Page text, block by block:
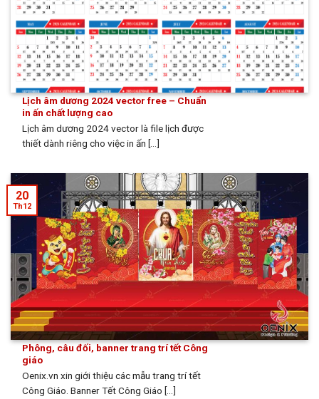
Lịch âm dương 2024 vector free – Chuẩn
in ấn chất lượng cao
Lịch âm dương 2024 vector là file lịch được
thiết dành riêng cho việc in ấn [...]
Phông, câu đối, banner trang trí tết Công
giáo
Oenix.vn xin giới thiệu các mẫu trang trí tết
Công Giáo. Banner Tết Công Giáo [...]
20
Th12